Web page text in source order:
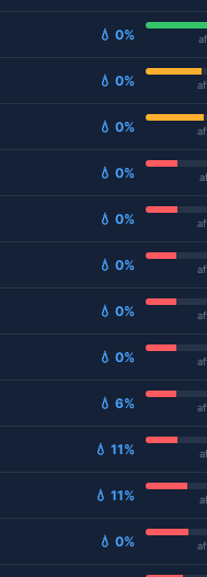
💧 0%
💧 0%
💧 0%
💧 0%
💧 0%
💧 0%
💧 0%
💧 0%
💧 6%
💧 11%
💧 11%
💧 0%